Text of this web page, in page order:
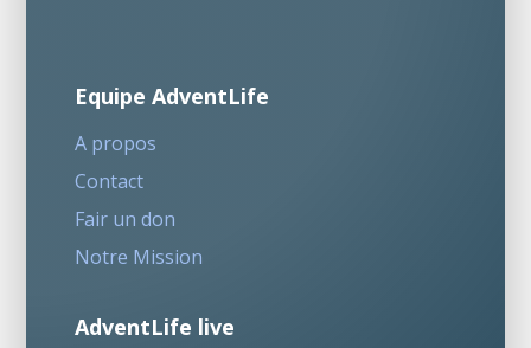
Equipe AdventLife
A propos
Contact
Fair un don
Notre Mission
AdventLife live